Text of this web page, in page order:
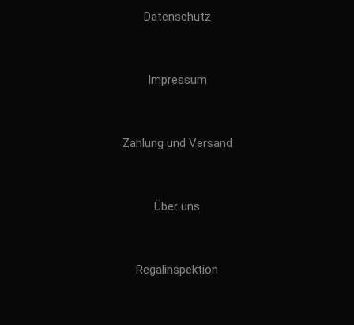
Datenschutz
Impressum
Zahlung und Versand
Über uns
Regalinspektion